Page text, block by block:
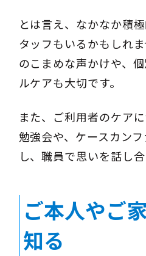
とは言え、なかなか積
タッフもいるかもしれ
のこまめな声かけや、
ルケアも大切です。
また、ご利用者のケア
勉強会や、ケースカン
し、職員で思いを話し
ご本人やご
知る